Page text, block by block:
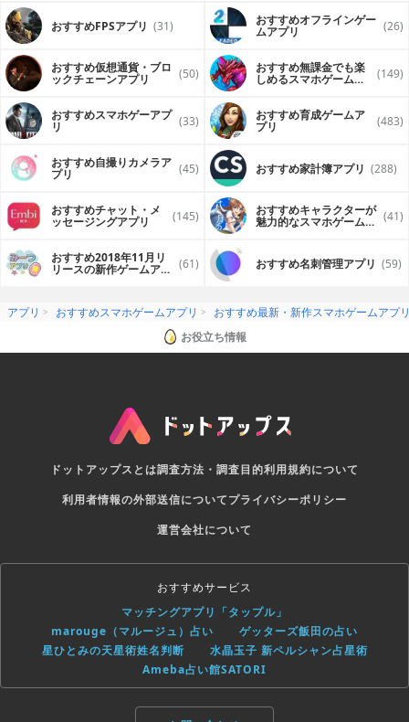
おすすめFPSアプリ (31) おすすめオフラインゲー
ムアプリ (26)
おすすめ仮想通貨・ブロ
ックチェーンアプリ (50) おすすめ無課金でも楽
しめるスマホゲームア (149)
おすすめスマホゲーアプ
リ (33) おすすめ育成ゲームア
プリ (483)
おすすめ自撮りカメラア
プリ (45) おすすめ家計簿アプリ (288)
おすすめチャット・メ
ッセージングアプリ (145) おすすめキャラクターが
魅力的なスマホゲームア (41)
おすすめ2018年11月リ
リースの新作ゲームアプ (61) おすすめ名刺管理アプリ (59)
アプリ おすすめスマホゲームアプリ
おすすめ最新・新作スマホゲームアプ
お役立ち情報
ドットアップスとは調査方法・調査目的利用規約について
利用者情報の外部送信についてプライバシーポリシー
運営会社について
おすすめサービス
マッチングアプリ「タップル」
marouge（マルージュ）占い
ゲッターズ飯田の占い
星ひとみの天星術姓名判断
水晶玉子 新ペルシャン占星術
Ameba占い館SATORI